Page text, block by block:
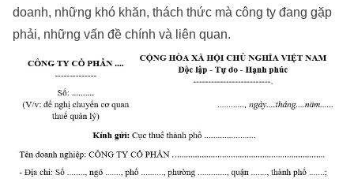
doanh, những khó khăn, thách thức mà công ty đang gặp
phải, những vấn đề chính và liên quan.